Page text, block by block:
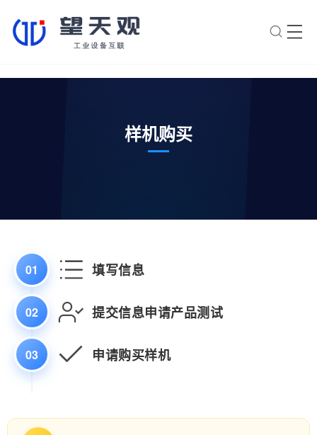
样机购买
01 填写信息
02 提交信息申请产品测试
03 申请购买样机
AI智能助手 转人工 ×
您好，我是望天观智能助手，很高兴为
案？
3.网关与软采方案如何选择？
服务？